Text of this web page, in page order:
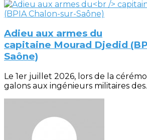
Adieu aux armes du
capitaine Mourad Djedid
Saône)
Le 1er juillet 2026, lors de la
galons aux ingénieurs militaires